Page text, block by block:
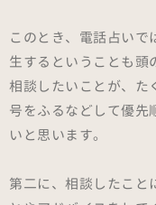
このとき、電話占いで
生するということも頭
相談したいことが、た
号をふるなどして優先
いと思います。
第二に、相談したこと